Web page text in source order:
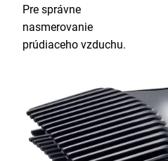
Pre správne
nasmerovanie
prúdiaceho vzduchu.